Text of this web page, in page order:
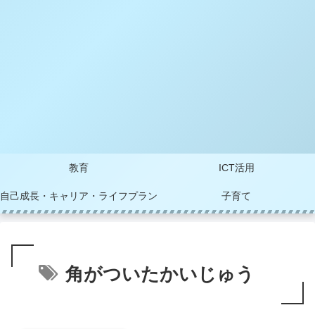
教育 ICT活用
自己成長・キャリア・ライフプラン 子育て
角がついたかいじゅう